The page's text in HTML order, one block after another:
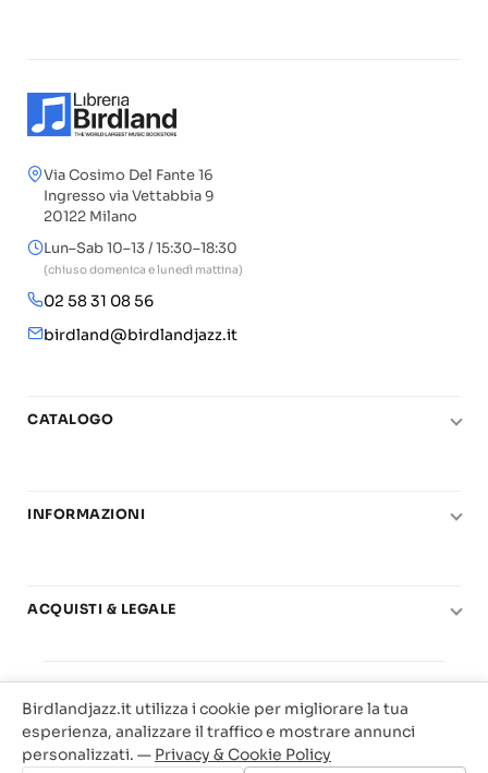
Via Cosimo Del Fante 16
Ingresso via Vettabbia 9
20122 Milano
Lun–Sab 10–13 / 15:30–18:30
(chiuso domenica e lunedì mattina)
02 58 31 08 56
birdland@birdlandjazz.it
CATALOGO
Chitarra
Basi play-along
Offerte
INFORMAZIONI
Carta del Docente
ACQUISTI & LEGALE
Privacy & Cookie
Traccia il tuo ordine
Birdland Milano. P.Iva 12093700156
Web Agency Milano
Birdlandjazz.it utilizza i cookie per migliorare la tua
esperienza, analizzare il traffico e mostrare annunci
personalizzati. — Privacy & Cookie Policy